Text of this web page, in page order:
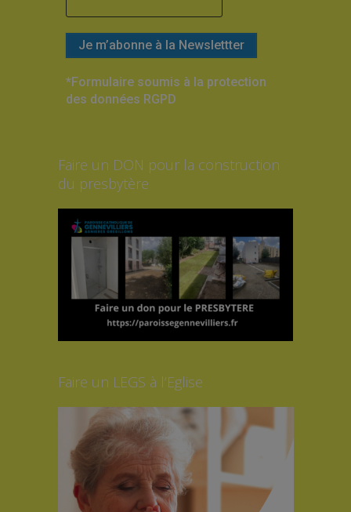
*Formulaire soumis à la protection
des données RGPD
Faire un DON pour la construction
du presbytère
Faire un LEGS à l’Eglise